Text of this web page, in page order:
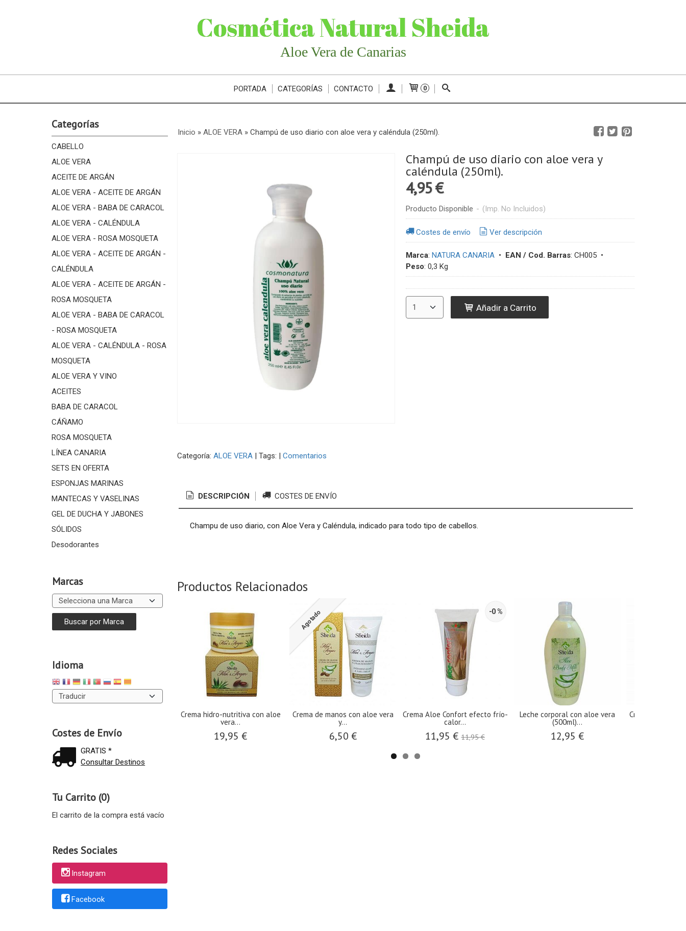
Cosmética Natural Sheida
Aloe Vera de Canarias
PORTADA CATEGORÍAS CONTACTO 0
Categorías
CABELLO
ALOE VERA
ACEITE DE ARGÁN
ALOE VERA - ACEITE DE ARGÁN
ALOE VERA - BABA DE CARACOL
ALOE VERA - CALÉNDULA
ALOE VERA - ROSA MOSQUETA
ALOE VERA - ACEITE DE ARGÁN -
CALÉNDULA
ALOE VERA - ACEITE DE ARGÁN -
ROSA MOSQUETA
ALOE VERA - BABA DE CARACOL
- ROSA MOSQUETA
ALOE VERA - CALÉNDULA - ROSA
MOSQUETA
ALOE VERA Y VINO
ACEITES
BABA DE CARACOL
CÁÑAMO
ROSA MOSQUETA
LÍNEA CANARIA
SETS EN OFERTA
ESPONJAS MARINAS
MANTECAS Y VASELINAS
GEL DE DUCHA Y JABONES
SÓLIDOS
Desodorantes
Marcas
Idioma
Costes de Envío
GRATIS *
Consultar Destinos
Tu Carrito (0)
El carrito de la compra está vacío
Redes Sociales
Instagram
Facebook
Inicio » ALOE VERA» Champú de uso diario con aloe vera y caléndula (250ml).
Champú de uso diario con aloe vera y
caléndula (250ml).
4,95 €
Producto Disponible - (Imp. No Incluidos)
Costes de envío Ver descripción
Marca: NATURA CANARIA• EAN / Cod. Barras: CH005•
Peso: 0,3 Kg
Añadir a Carrito
Categoría: ALOE VERA| Tags: | Comentarios
DESCRIPCIÓN COSTES DE ENVÍO
Champu de uso diario, con Aloe Vera y Caléndula, indicado para todo tipo de cabellos.
Productos Relacionados
Crema hidro-nutritiva con aloe
vera...
19,95 €
Agotado
Crema de manos con aloe vera
y...
6,50 €
-0 %
Crema Aloe Confort efecto frío-
calor...
11,95 €11,95 €
Leche corporal con aloe vera
(500ml)...
12,95 €
Crema de